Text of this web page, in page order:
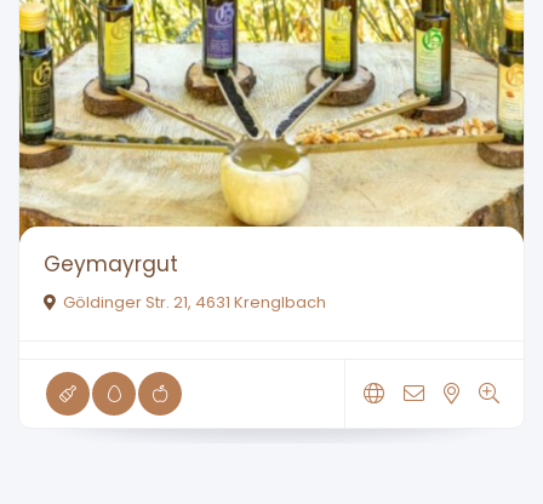
Geymayrgut
Göldinger Str. 21, 4631 Krenglbach